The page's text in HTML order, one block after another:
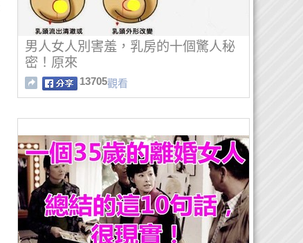
男人女人別害羞，乳房的十個驚人秘
密！原來
13705觀看